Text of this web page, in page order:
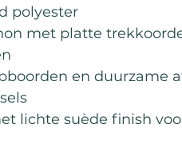
polyester
met platte
en duurzame
lichte suède finish